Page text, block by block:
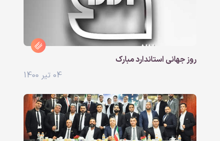
روز جهانی استاندارد مبارک
04 تیر 1400